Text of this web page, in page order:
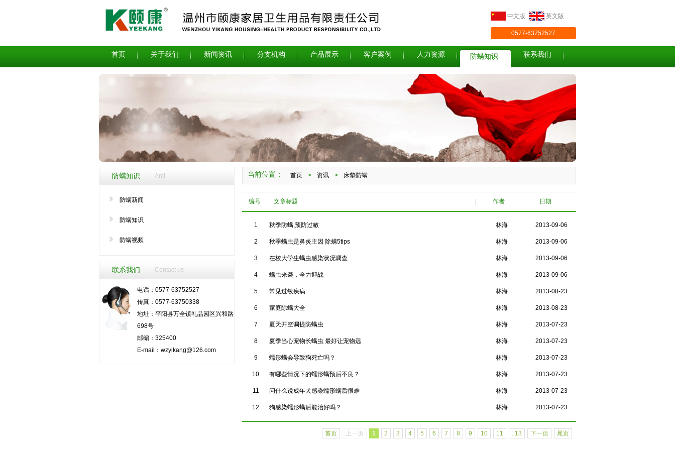
中文版 英文版
0577-63752527
首页 关于我们 新闻资讯 分支机构 产品展示 客户案例 人力资源 防螨知识 联系我们
防螨知识 Anti
防螨新闻
防螨知识
防螨视频
联系我们 Contact us
电话：0577-63752527
传真：0577-63750338
地址：平阳县万全镇礼品园区兴和路
698号
邮编：325400
E-mail： wzyikang@126.com
当前位置： 首页 > 资讯 > 床垫防螨
编号 文章标题 作者 日期
1 秋季防螨,预防过敏 林海 2013-09-06
2 秋季螨虫是鼻炎主因 除螨5tips 林海 2013-09-06
3 在校大学生螨虫感染状况调查 林海 2013-09-06
4 螨虫来袭，全力迎战 林海 2013-09-06
5 常见过敏疾病 林海 2013-08-23
6 家庭除螨大全 林海 2013-08-23
7 夏天开空调提防螨虫 林海 2013-07-23
8 夏季当心宠物长螨虫 最好让宠物远 林海 2013-07-23
9 蠕形螨会导致狗死亡吗？ 林海 2013-07-23
10 有哪些情况下的蠕形螨预后不良？ 林海 2013-07-23
11 问什么说成年犬感染蠕形螨后很难 林海 2013-07-23
12 狗感染蠕形螨后能治好吗？ 林海 2013-07-23
首页 上一页 1 2 3 4 5 6 7 8 9 10 11 ..13 下一页 尾页